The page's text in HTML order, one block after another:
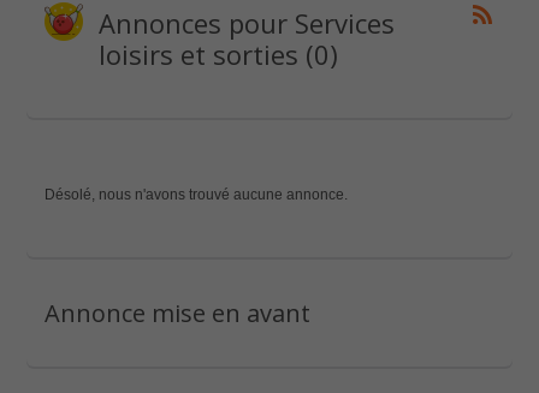
Annonces pour Services
loisirs et sorties (0)
Désolé, nous n'avons trouvé aucune annonce.
Annonce mise en avant